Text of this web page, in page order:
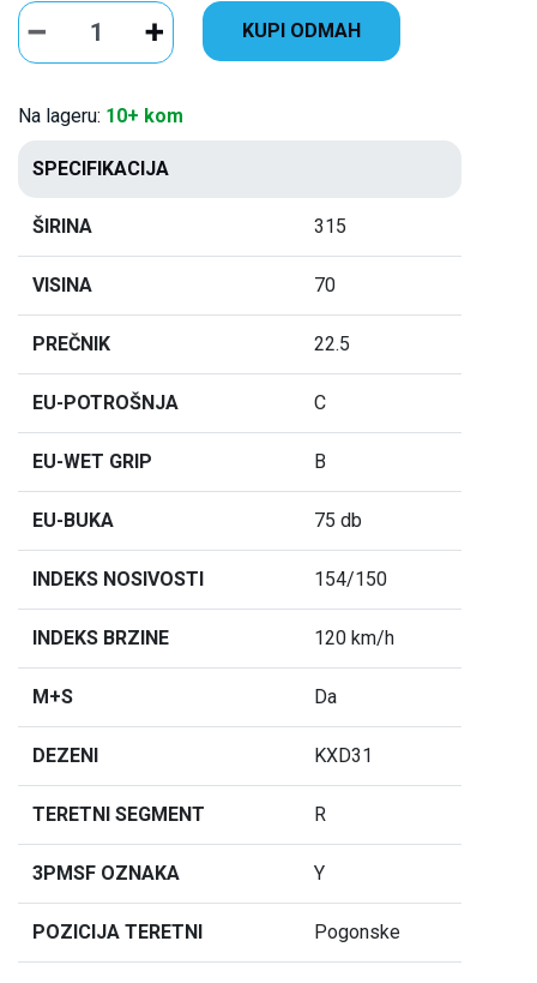
KUPI ODMAH
Na lageru: 10+ kom
SPECIFIKACIJA
ŠIRINA 315
VISINA 70
PREČNIK 22.5
EU-POTROŠNJA C
EU-WET GRIP B
EU-BUKA 75 db
INDEKS NOSIVOSTI 154/150
INDEKS BRZINE 120 km/h
M+S Da
DEZENI KXD31
TERETNI SEGMENT R
3PMSF OZNAKA Y
POZICIJA TERETNI Pogonske